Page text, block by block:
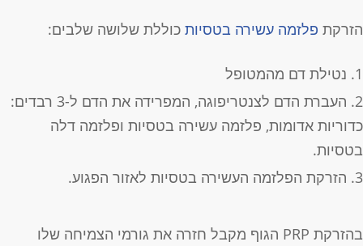
הזרקת פלזמה עשירה בטסיותכוללת שלושה שלבים:
נטילת דם מהמטופל
העברת הדם לצנטריפוגה, המפרידה את הדם ל-3 רבדים:
כדוריות אדומות, פלזמה עשירה בטסיות ופלזמה דלה
בטסיות.
הזרקת הפלזמה העשירה בטסיות לאזור הפגוע.
בהזרקת PRP הגוף מקבל חזרה את גורמי הצמיחה שלו